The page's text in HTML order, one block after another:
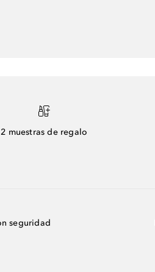
2 muestras de regalo
seguridad